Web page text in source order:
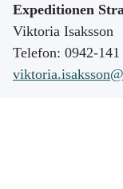
Expeditionen
Viktoria Isaksson
Telefon: 0942-141